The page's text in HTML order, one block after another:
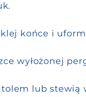
końce i
wyłożonej
lub stewią